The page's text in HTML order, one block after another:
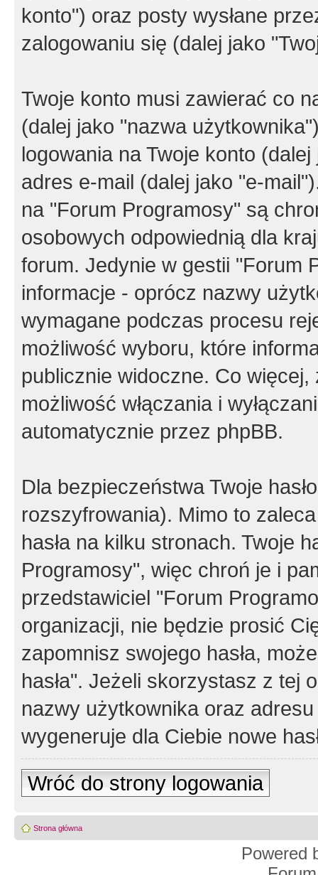
konto") oraz posty wysłane
zalogowaniu się (dalej jako
Twoje konto musi zawierać co
(dalej jako "nazwa
logowania na Twoje konto
adres e-mail (dalej jako "e-
na "Forum Programosy" są
osobowych odpowiednią dla
forum. Jedynie w gestii "Forum
informacje - oprócz nazwy
wymagane podczas procesu
możliwość wyboru, które
publicznie widoczne. Co
możliwość włączania i
automatycznie przez phpBB.
Dla bezpieczeństwa Twoje
rozszyfrowania). Mimo to
hasła na kilku stronach. Twoje
Programosy", więc chroń je i
przedstawiciel "Forum
organizacji, nie będzie prosić
zapomnisz swojego hasła,
hasła". Jeżeli skorzystasz z tej
nazwy użytkownika oraz
wygeneruje dla Ciebie nowe
Wróć do strony logowania
Strona główna
Powered